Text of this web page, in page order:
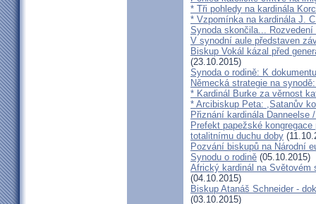
* Tři pohledy na kardinála
* Vzpomínka na kardinála J.
Synoda skončila...
V synodní aule představen
Biskup Vokál kázal před
(23.10.2015)
Synoda o rodině: K
Německá strategie na
* Kardinál Burke za věrnost
* Arcibiskup Peta: ,Satanův
Přiznání kardinála Danneelse
Prefekt papežské
totalitnímu duchu doby
Pozvání biskupů na Národní
Synodu o rodině (05.10.2015)
Africký kardinál na Světovém
(04.10.2015)
Biskup Atanáš Schneider -
(03.10.2015)